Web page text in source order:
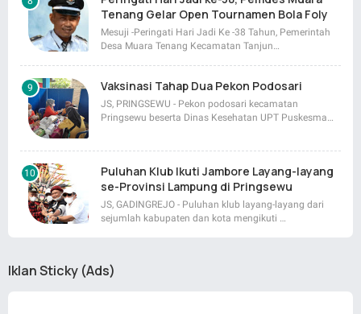
Tenang Gelar Open Tournamen Bola Foly
Mesuji -Peringati Hari Jadi Ke -38 Tahun, Pemerintah
Desa Muara Tenang Kecamatan Tanjun…
Vaksinasi Tahap Dua Pekon Podosari
JS, PRINGSEWU - Pekon podosari kecamatan
Pringsewu beserta Dinas Kesehatan UPT Puskesma…
Puluhan Klub Ikuti Jambore Layang-layang
se-Provinsi Lampung di Pringsewu
JS, GADINGREJO - Puluhan klub layang-layang dari
sejumlah kabupaten dan kota mengikuti …
Iklan Sticky (Ads)